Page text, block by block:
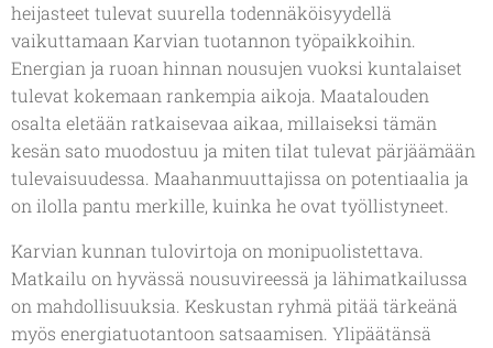
heijasteet tulevat suurella todennäköisyydellä
vaikuttamaan Karvian tuotannon työpaikkoihin.
Energian ja ruoan hinnan nousujen vuoksi kuntalaiset
tulevat kokemaan rankempia aikoja. Maatalouden
osalta eletään ratkaisevaa aikaa, millaiseksi tämän
kesän sato muodostuu ja miten tilat tulevat pärjäämään
tulevaisuudessa. Maahanmuuttajissa on potentiaalia ja
on ilolla pantu merkille, kuinka he ovat työllistyneet.
Karvian kunnan tulovirtoja on monipuolistettava.
Matkailu on hyvässä nousuvireessä ja lähimatkailussa
on mahdollisuuksia. Keskustan ryhmä pitää tärkeänä
myös energiatuotantoon satsaamisen. Ylipäätänsä